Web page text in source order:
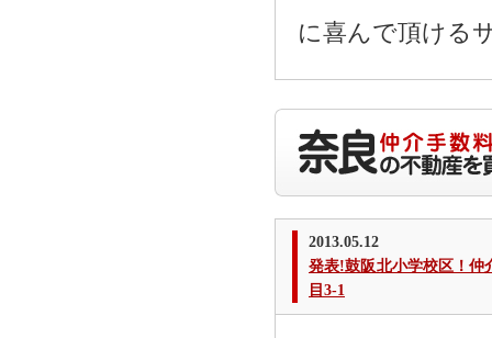
に喜んで頂ける
2013.05.12
発表!鼓阪北小学校区！仲
目3-1